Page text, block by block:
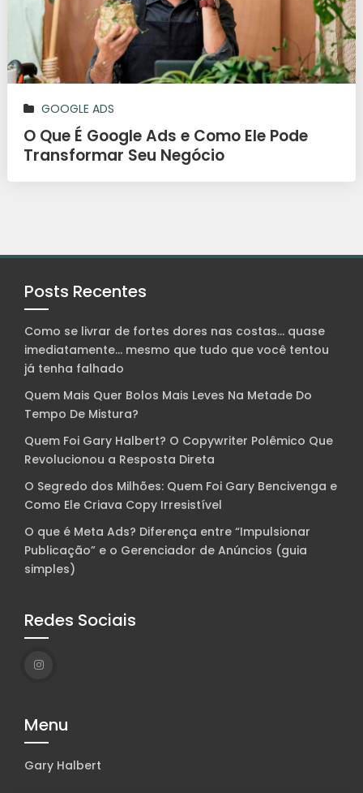
GOOGLE ADS
O Que É Google Ads e Como Ele Pode
Transformar Seu Negócio
Posts Recentes
Como se livrar de fortes dores nas costas… quase
imediatamente… mesmo que tudo que você tentou
já tenha falhado
Quem Mais Quer Bolos Mais Leves Na Metade Do
Tempo De Mistura?
Quem Foi Gary Halbert? O Copywriter Polêmico Que
Revolucionou a Resposta Direta
O Segredo dos Milhões: Quem Foi Gary Bencivenga e
Como Ele Criava Copy Irresistível
O que é Meta Ads? Diferença entre “Impulsionar
Publicação” e o Gerenciador de Anúncios (guia
simples)
Redes Sociais
Menu
Gary Halbert